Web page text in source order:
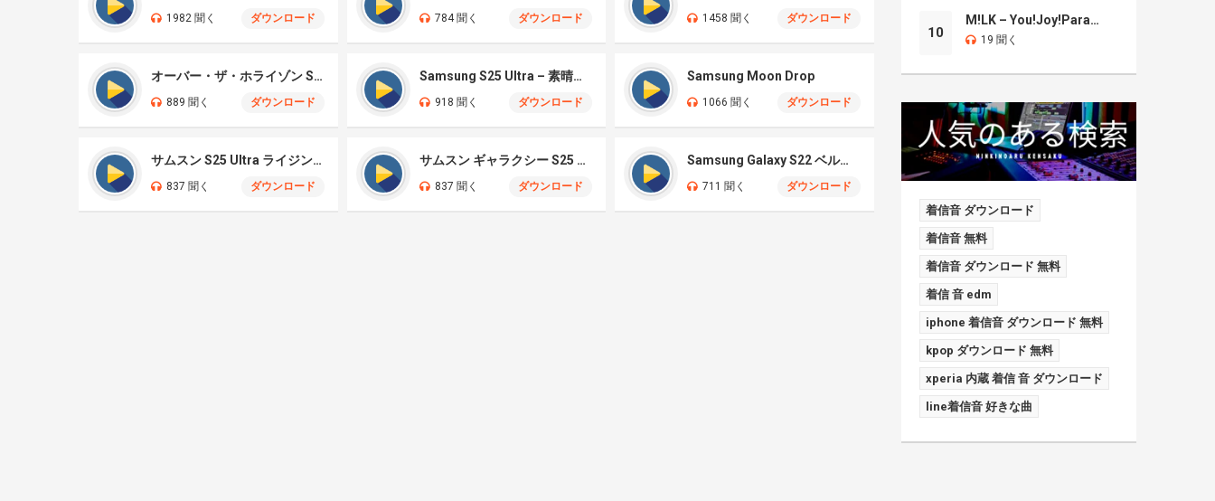
1982 聞く ダウンロード 784 聞く ダウンロード 1458 聞く ダウンロード
オーバー・ザ・ホライゾン S25
889 聞く ダウンロード
Samsung S25 Ultra – 素晴らしいクラシックベル
918 聞く ダウンロード
Samsung Moon Drop
1066 聞く ダウンロード
サムスン S25 Ultra ライジングサン
837 聞く ダウンロード
サムスン ギャラクシー S25 ウルトラ
837 聞く ダウンロード
Samsung Galaxy S22 ベルフォン
711 聞く ダウンロード
10
M!LK – You!Joy!Parade!
19 聞く
着信音 ダウンロード
着信音 無料
着信音 ダウンロード 無料
着信 音 edm
iphone 着信音 ダウンロード 無料
kpop ダウンロード 無料
xperia 内蔵 着信 音 ダウンロード
line着信音 好きな曲